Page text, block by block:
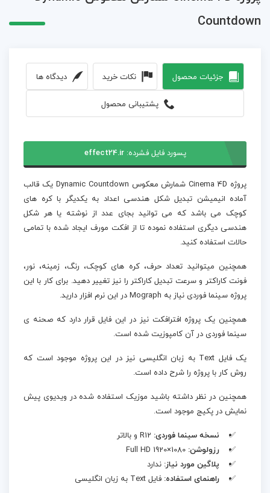
Countdown
جزئیات محصول نکات خرید دیدگاه ها
پشتیبانی محصول
پسورد فایل فشرده:effect24.ir
پروژه Cinema 4D شمارش معکوس Dynamic Countdown یک قالب
آماده انیمیشن تبدیل شکل هندسی اعداد به یکدیگر با کره های
کوچک می باشد که می توانید بجای عدد از نوشته یا هر شکل
هندسی دیگری استفاده نموده تا از افکت مورف ایجاد شده با تمامی
حالات استفاده کنید.
همچنین میتوانید تعداد حرف، کره های کوچک، رنگ، زمینه، نور،
فونت کاراکتر و سرعت تبدیل کاراکتر را نیز تغییر دهید. برای کار با این
پروژه سینما فوردی نیاز به Mograph در این نرم افزار دارید.
همچنین یک پروژه افترافکت نیز در این فایل قرار دارد که صحنه ی
سینما فوردی در آن کامپوزیت شده است.
یک فایل Text به زبان انگلیسی نیز در این پروژه موجود است که
روش کار با پروژه را شرح داده است.
همچنین در نظر داشته باشید موزیک استفاده شده در ویدیوی پیش‌
نمایش در پکیج موجود است.
نسخه سینما فوردی:
رزولوشن:
پلاگین مورد نیاز: ندارد
راهنمای استفاده: فایل Text به زبان انگلیسی